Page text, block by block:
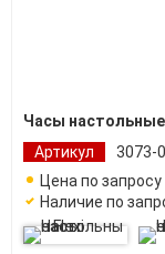
Часы настольные
Артикул
3073-
Цена по запросу
Наличие по